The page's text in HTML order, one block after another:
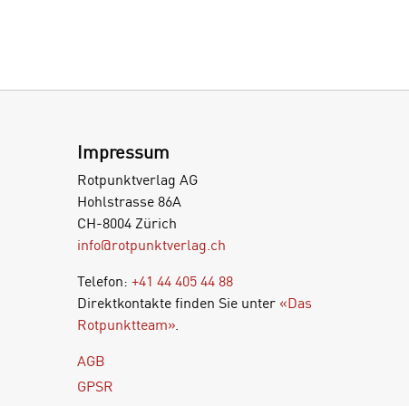
Impressum
Rotpunktverlag AG
Hohlstrasse 86A
CH-8004 Zürich
info@rotpunktverlag.ch
Telefon: +41 44 405 44 88
Direktkontakte finden Sie unter «Das
Rotpunktteam».
AGB
GPSR